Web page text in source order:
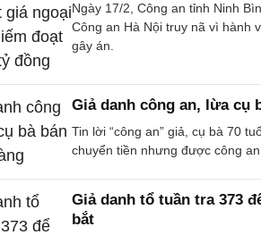
Ngày 17/2, Công an tỉnh Ninh
Công an Hà Nội truy nã vì hành
gây án.
Giả danh công an, lừa cụ
Tin lời “công an” giả, cụ bà 70
chuyển tiền nhưng được công
Giả danh tổ tuần tra 373
bắt